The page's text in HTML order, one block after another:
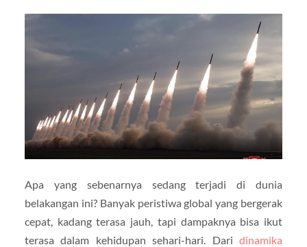
Apa yang sebenarnya sedang terjadi di dunia
belakangan ini? Banyak peristiwa global yang bergerak
cepat, kadang terasa jauh, tapi dampaknya bisa ikut
terasa dalam kehidupan sehari-hari. Daridinamika